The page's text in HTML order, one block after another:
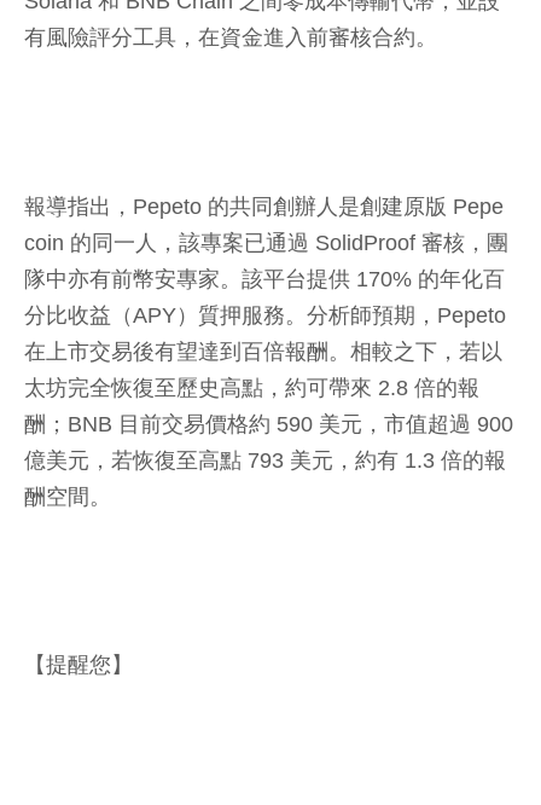
有風險評分工具，在資金進入前審核合約。
報導指出，Pepeto 的共同創辦人是創建原版 Pepe
coin 的同一人，該專案已通過 SolidProof 審核，團
隊中亦有前幣安專家。該平台提供 170% 的年化百
分比收益（APY）質押服務。分析師預期，Pepeto
在上市交易後有望達到百倍報酬。相較之下，若以
太坊完全恢復至歷史高點，約可帶來 2.8 倍的報
酬；BNB 目前交易價格約 590 美元，市值超過 900
億美元，若恢復至高點 793 美元，約有 1.3 倍的報
酬空間。
【提醒您】